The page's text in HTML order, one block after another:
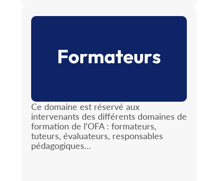
Ce domaine est réservé aux
intervenants des différents domaines de
formation de l’OFA : formateurs,
tuteurs, évaluateurs, responsables
pédagogiques…